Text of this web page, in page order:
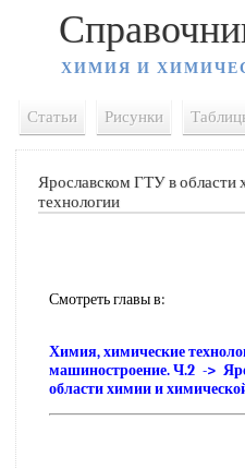
ХИМИЯ И
Статьи Рисунки
Ярославском ГТУ в области
технологии
Смотреть главы в:
Химия, химические
машиностроение. Ч.2 ->
области химии и